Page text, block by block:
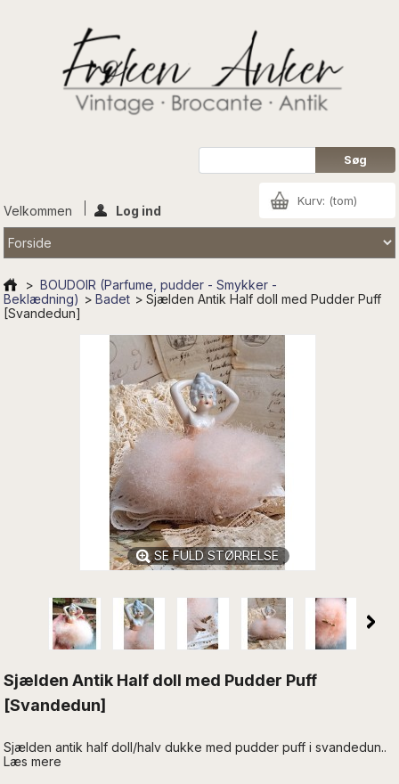
Kurv: (tom)
Velkommen Log ind
> BOUDOIR (Parfume, pudder - Smykker -
Beklædning) > Badet > Sjælden Antik Half doll med Pudder Puff
[Svandedun]
SE FULD STØRRELSE
Sjælden Antik Half doll med Pudder Puff
[Svandedun]
Sjælden antik half doll/halv dukke med pudder puff i svandedun..
Læs mere